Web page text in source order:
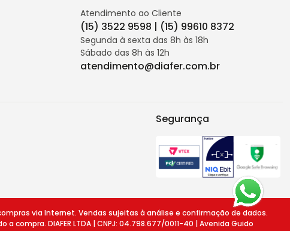
Atendimento ao Cliente
(15) 3522 9598 | (15) 99610 8372
Segunda à sexta das 8h às 18h
Sábado das 8h às 12h
atendimento@diafer.com.br
Segurança
compras via Internet. Vendas sujeitas à análise e confirmação de dados.
DIAFER LTDA | CNPJ: 04.798.677/0011-40 | Avenida Guido